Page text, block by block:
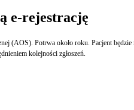
e-rejestrację
Potrwa około roku. Pacjent
kolejności zgłoszeń.